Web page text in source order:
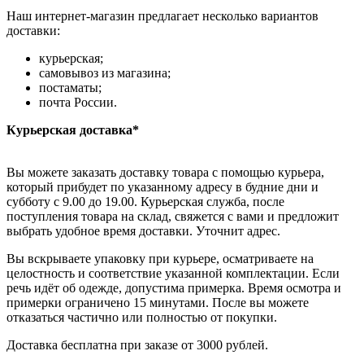
Наш интернет-магазин предлагает несколько вариантов
доставки:
курьерская;
самовывоз из магазина;
постаматы;
почта России.
Курьерская доставка*
Вы можете заказать доставку товара с помощью курьера,
который прибудет по указанному адресу в будние дни и
субботу с 9.00 до 19.00. Курьерская служба, после
поступления товара на склад, свяжется с вами и предложит
выбрать удобное время доставки. Уточнит адрес.
Вы вскрываете упаковку при курьере, осматриваете на
целостность и соответствие указанной комплектации. Если
речь идёт об одежде, допустима примерка. Время осмотра и
примерки ограничено 15 минутами. После вы можете
отказаться частично или полностью от покупки.
Доставка бесплатна при заказе от 3000 рублей.